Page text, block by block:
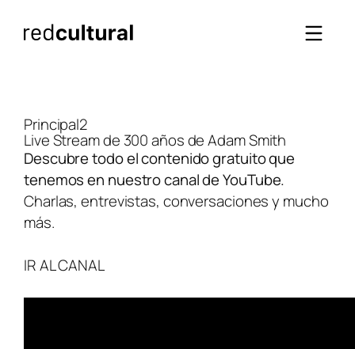
Principal2
Live Stream de 300 años de Adam Smith
Descubre todo el contenido gratuito que
tenemos en nuestro canal de YouTube.
Charlas, entrevistas, conversaciones y mucho
más.
IR AL CANAL